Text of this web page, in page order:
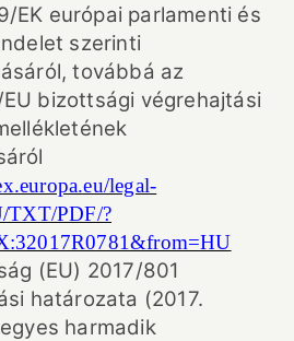
EK európai parlamenti és
szerinti
továbbá az
bizottsági végrehajtási
legal-
TXT/PDF/?
(EU) 2017/801
határozata (2017.
harmadik